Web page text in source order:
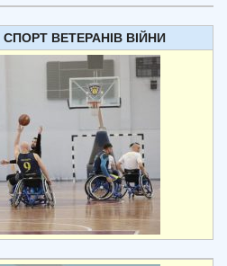
ВЕТЕРАНІВ ВІЙНИ